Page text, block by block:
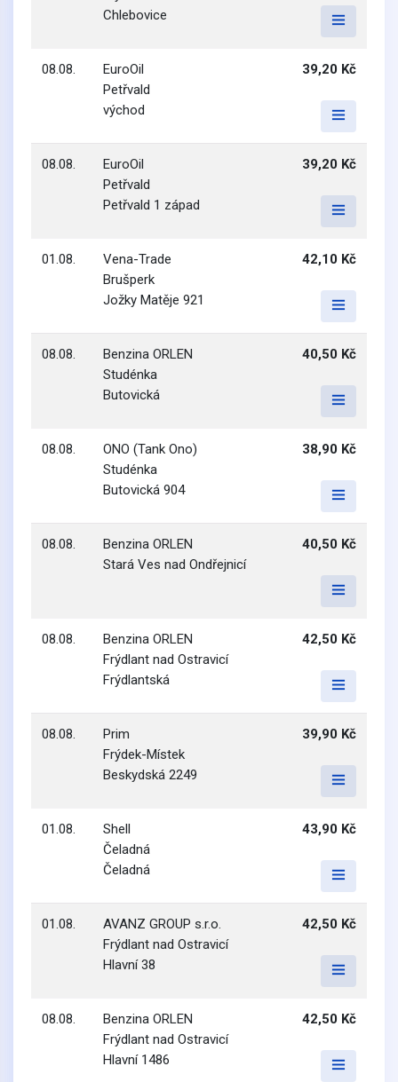
Chlebovice
08.08.
EuroOil
Petřvald
východ
39,20 Kč
08.08.
EuroOil
Petřvald
Petřvald 1 západ
39,20 Kč
01.08.
Vena-Trade
Brušperk
Jožky Matěje 921
42,10 Kč
08.08.
Benzina ORLEN
Studénka
Butovická
40,50 Kč
08.08.
ONO (Tank Ono)
Studénka
Butovická 904
38,90 Kč
08.08.
Benzina ORLEN
Stará Ves nad Ondřejnicí
40,50 Kč
08.08.
Benzina ORLEN
Frýdlant nad Ostravicí
Frýdlantská
42,50 Kč
08.08.
Prim
Frýdek-Místek
Beskydská 2249
39,90 Kč
01.08.
Shell
Čeladná
Čeladná
43,90 Kč
01.08.
AVANZ GROUP s.r.o.
Frýdlant nad Ostravicí
Hlavní 38
42,50 Kč
08.08.
Benzina ORLEN
Frýdlant nad Ostravicí
Hlavní 1486
42,50 Kč